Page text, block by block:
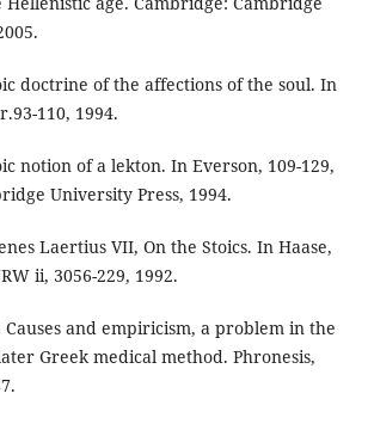
doctrine of the affections of the soul. In
110, 1994.
notion of a lekton. In Everson, 109-129,
University Press, 1994.
Laertius VII, On the Stoics. In Haase,
ii, 3056-229, 1992.
Causes and empiricism, a problem in the
Greek medical method. Phronesis,